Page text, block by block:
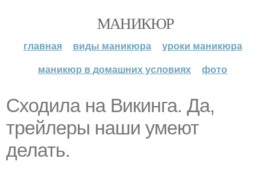
МАНИКЮР
главная виды маникюра
уроки маникюра
маникюр в домашних условиях
фото
Сходила на Викинга. Да,
трейлеры наши умеют
делать.